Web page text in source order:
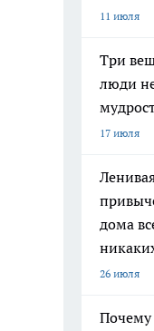
11 июля
Три
люди
17 июля
дома
26 июля
Почему